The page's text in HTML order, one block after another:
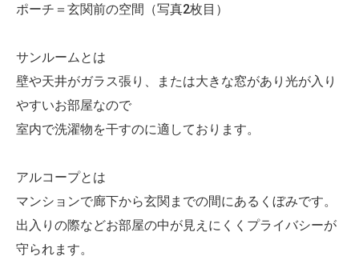
ポーチ＝玄関前の空間（写真2枚目）
サンルームとは
壁や天井がガラス張り、または大きな窓があり光が入り
やすいお部屋なので
室内で洗濯物を干すのに適しております。
アルコープとは
マンションで廊下から玄関までの間にあるくぼみです。
出入りの際などお部屋の中が見えにくくプライバシーが
守られます。